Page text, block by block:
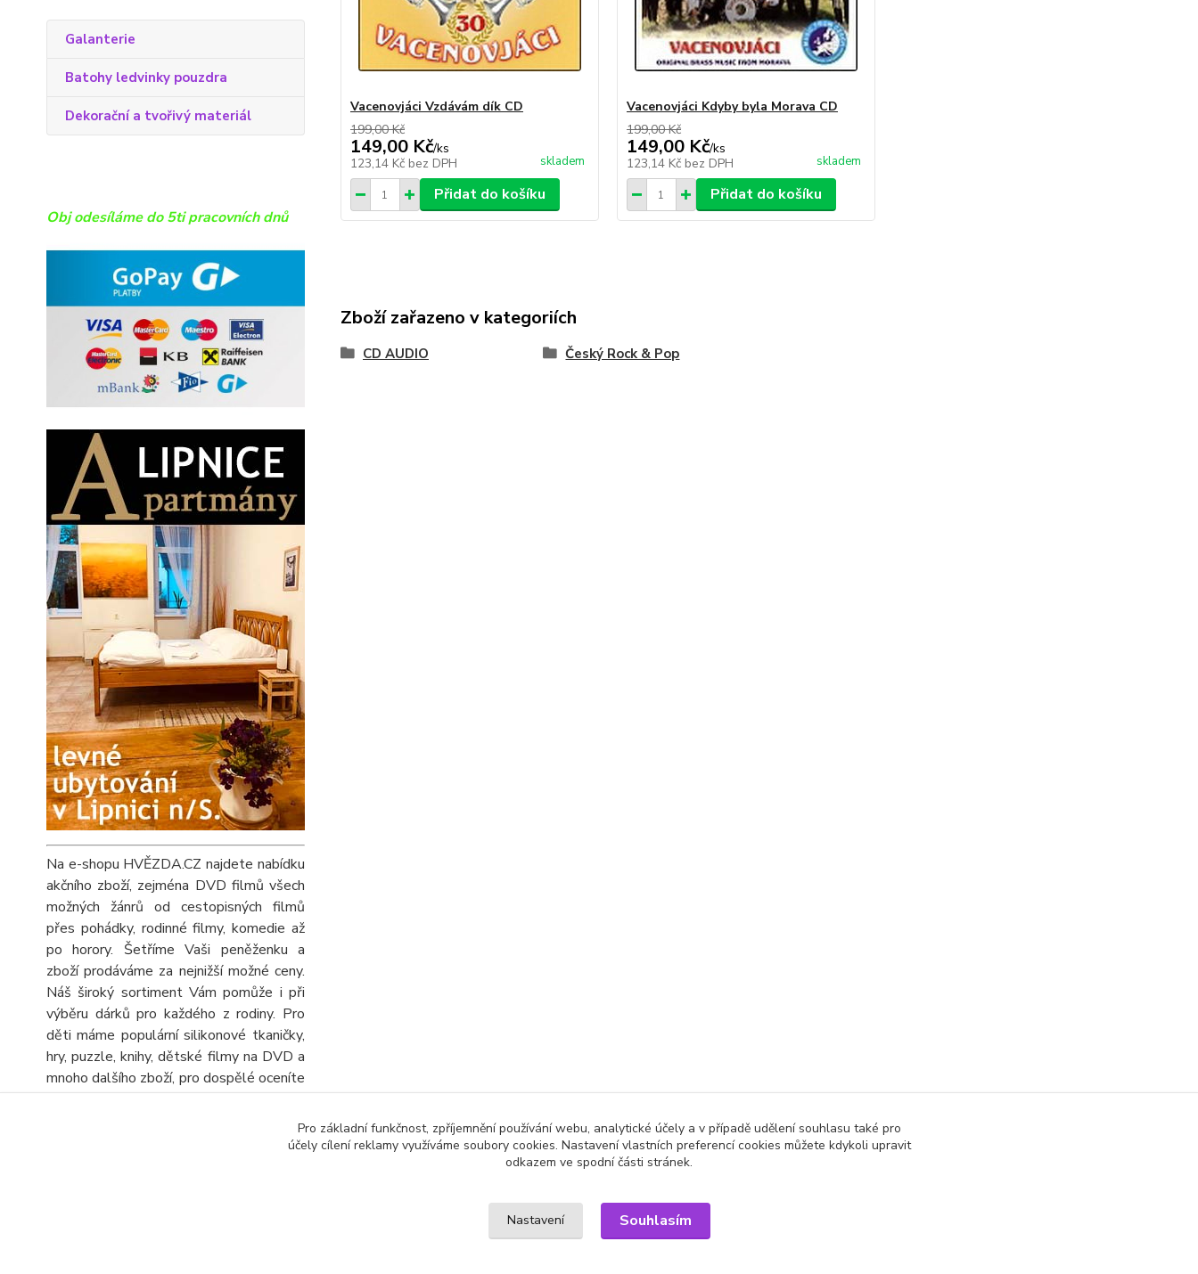
Galanterie
Batohy ledvinky pouzdra
Dekorační a tvořivý materiál
Obj odesíláme do 5ti pracovních dnů
Na e-shopu HVĚZDA.CZ najdete nabídku
akčního zboží, zejména DVD filmů všech
možných žánrů od cestopisných filmů
přes pohádky, rodinné filmy, komedie až
po horory. Šetříme Vaši peněženku a
zboží prodáváme za nejnižší možné ceny.
Náš široký sortiment Vám pomůže i při
výběru dárků pro každého z rodiny. Pro
děti máme populární silikonové tkaničky,
hry, puzzle, knihy, dětské filmy na DVD a
mnoho dalšího zboží, pro dospělé oceníte
velký výběr knih, DVD filmů, turistických
map a automap a seniory potěšíme
obrovskou nabídkou různých křížovek a
Vacenovjáci Vzdávám dík CD
199,00 Kč
149,00 Kč/ks
123,14 Kč bez DPH skladem
Přidat do košíku
Vacenovjáci Kdyby byla Morava CD
199,00 Kč
149,00 Kč/ks
123,14 Kč bez DPH skladem
Přidat do košíku
Zboží zařazeno v kategoriích
CD AUDIO Český Rock & Pop
Pro základní funkčnost, zpříjemnění používání webu, analytické účely a v případě udělení souhlasu také pro
účely cílení reklamy využíváme soubory cookies. Nastavení vlastních preferencí cookies můžete kdykoli upravit
odkazem ve spodní části stránek.
Nastavení Souhlasím